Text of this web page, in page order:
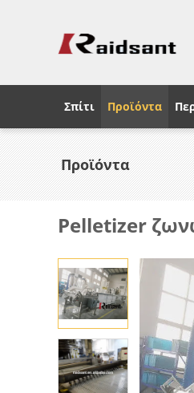
Σπίτι Προϊόντα
Προϊόντα
Pelletizer